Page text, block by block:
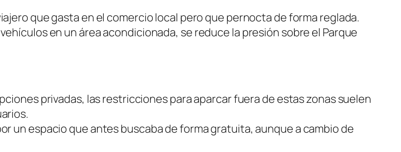
que gasta en el comercio local pero que pernocta de forma reglada.
en un área acondicionada, se reduce la presión sobre el Parque
privadas, las restricciones para aparcar fuera de estas zonas suelen
un espacio que antes buscaba de forma gratuita, aunque a cambio de